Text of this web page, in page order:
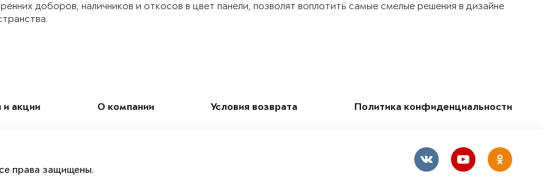
доборов, наличников и откосов в цвет панели, позволят воплотить самые смелые решения в дизайне
и акции О компании Условия возврата Политика конфиденциальности
права защищены.